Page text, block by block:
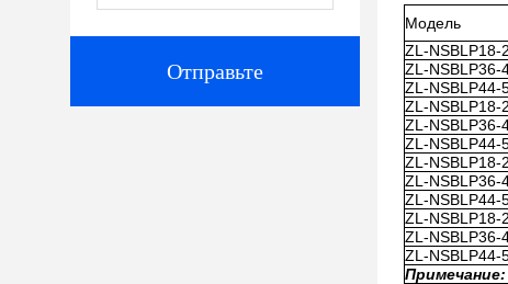
Отправьте
Модель
ZL-NSBLP18-
ZL-NSBLP36-
ZL-NSBLP44-
ZL-NSBLP18-
ZL-NSBLP36-
ZL-NSBLP44-
ZL-NSBLP18-
ZL-NSBLP36-
ZL-NSBLP44-
ZL-NSBLP18-
ZL-NSBLP36-
ZL-NSBLP44-